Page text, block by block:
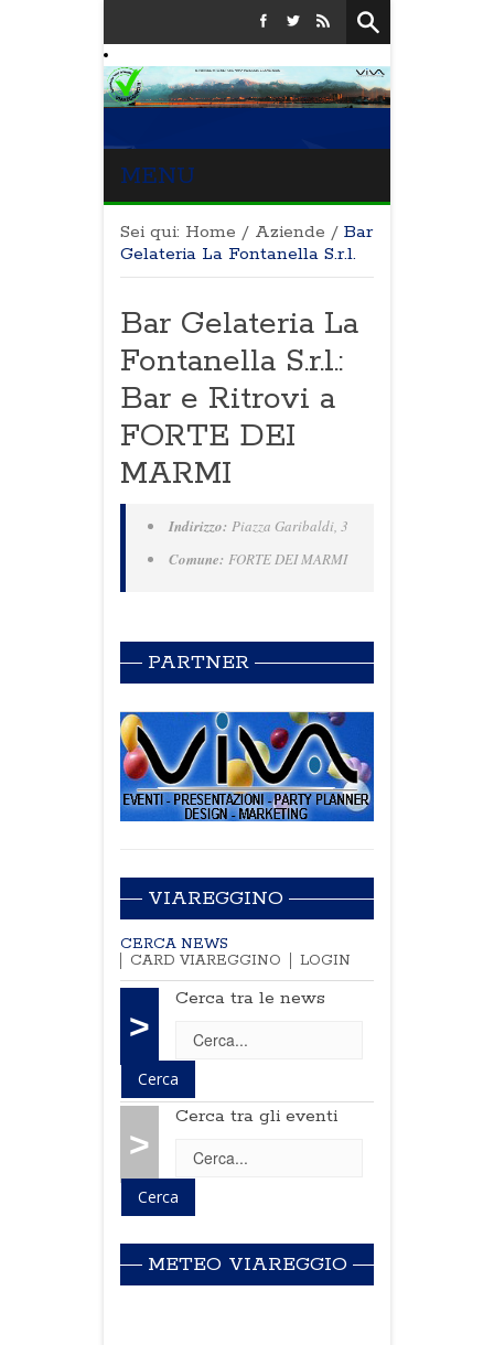
MENU
Sei qui: Home / Aziende / Bar
Gelateria La Fontanella S.r.l.
Bar Gelateria La
Fontanella S.r.l.:
Bar e Ritrovi a
FORTE DEI
MARMI
Indirizzo: Piazza Garibaldi, 3
Comune: FORTE DEI MARMI
PARTNER
VIAREGGINO
CERCA NEWS
CARD VIAREGGINO
LOGIN
>
Cerca tra le news
>
Cerca tra gli eventi
METEO VIAREGGIO